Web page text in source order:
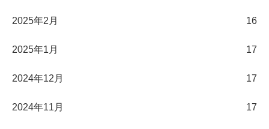
2025年2月 16
2025年1月 17
2024年12月 17
2024年11月 17